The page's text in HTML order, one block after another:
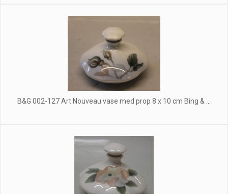
B&G 002-127 Art Nouveau vase med prop 8 x 10 cm Bing & ...